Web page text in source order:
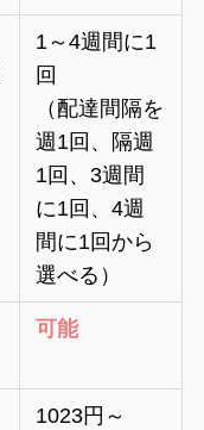
1～4週間に1
回
（配達間隔を
週1回、隔週
1回、3週間
に1回、4週
間に1回から
選べる）
可能
1023円～